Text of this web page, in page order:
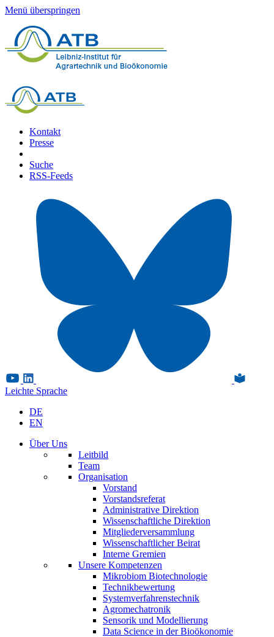
Menü überspringen
Kontakt
Presse
Suche
RSS-Feeds
Leichte Sprache
DE
EN
Über Uns
Leitbild
Team
Organisation
Vorstand
Vorstandsreferat
Administrative Direktion
Wissenschaftliche Direktion
Mitgliederversammlung
Wissenschaftlicher Beirat
Interne Gremien
Unsere Kompetenzen
Mikrobiom Biotechnologie
Technikbewertung
Systemverfahrenstechnik
Agromechatronik
Sensorik und Modellierung
Data Science in der Bioökonomie